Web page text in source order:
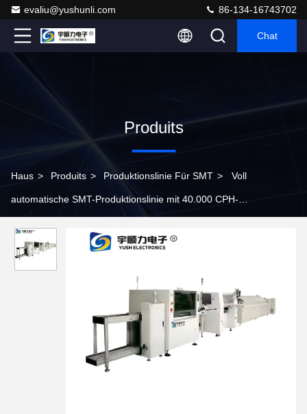
evaliu@yushunli.com 86-134-16743702
Chat
Produits
Haus > Produits > Produktionslinie Für SMT > Voll
automatische SMT-Produktionslinie mit 40.000 CPH-
PCB-Montage